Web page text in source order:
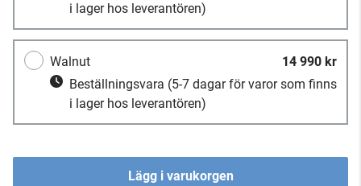
i lager hos leverantören)
Walnut
14 990 kr
Beställningsvara (5-7 dagar för varor som finns
i lager hos leverantören)
Lägg i varukorgen